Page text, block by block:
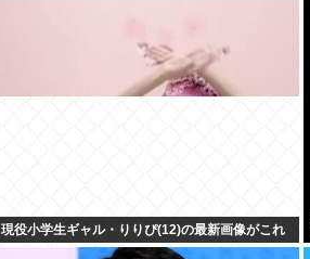
現役小学生ギャル・りりぴ(12)の最新画像がこれ